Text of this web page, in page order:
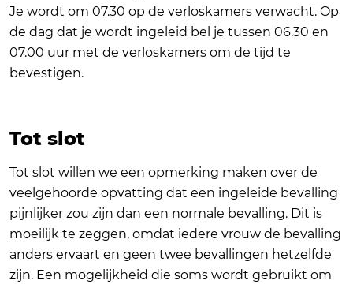
Je wordt om 07.30 op de verloskamers verwacht. Op
de dag dat je wordt ingeleid bel je tussen 06.30 en
07.00 uur met de verloskamers om de tijd te
bevestigen.
Tot slot
Tot slot willen we een opmerking maken over de
veelgehoorde opvatting dat een ingeleide bevalling
pijnlijker zou zijn dan een normale bevalling. Dit is
moeilijk te zeggen, omdat iedere vrouw de bevalling
anders ervaart en geen twee bevallingen hetzelfde
zijn. Een mogelijkheid die soms wordt gebruikt om